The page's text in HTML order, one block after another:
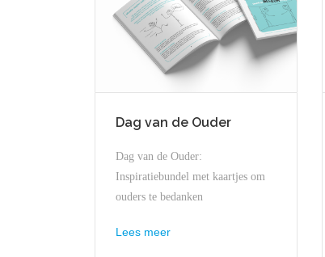
Dag van de Ouder
Dag van de Ouder:
Inspiratiebundel met kaartjes om
ouders te bedanken
Lees meer